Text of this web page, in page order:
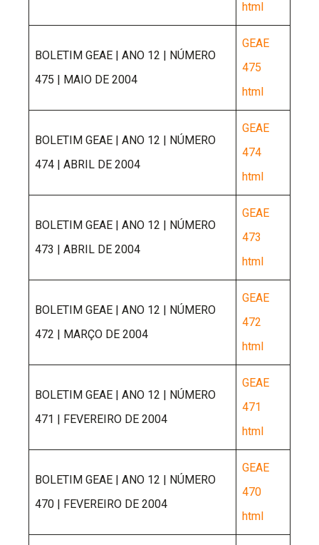
html
BOLETIM GEAE | ANO 12 | NÚMERO
475 | MAIO DE 2004
GEAE
475
html
BOLETIM GEAE | ANO 12 | NÚMERO
474 | ABRIL DE 2004
GEAE
474
html
BOLETIM GEAE | ANO 12 | NÚMERO
473 | ABRIL DE 2004
GEAE
473
html
BOLETIM GEAE | ANO 12 | NÚMERO
472 | MARÇO DE 2004
GEAE
472
html
BOLETIM GEAE | ANO 12 | NÚMERO
471 | FEVEREIRO DE 2004
GEAE
471
html
BOLETIM GEAE | ANO 12 | NÚMERO
470 | FEVEREIRO DE 2004
GEAE
470
html